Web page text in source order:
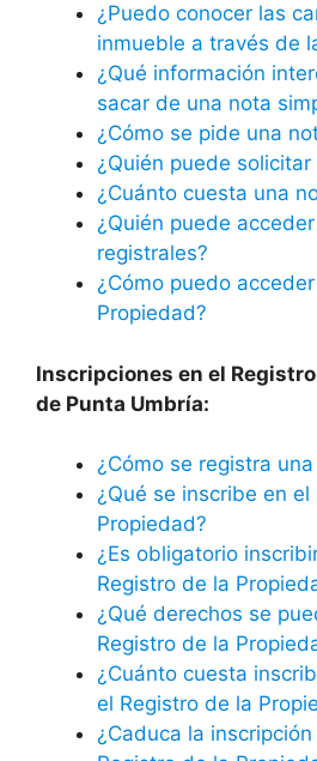
¿Puedo conocer las
inmueble a través de
¿Qué información
sacar de una nota
¿Cómo se pide una
¿Quién puede
¿Cuánto cuesta una
¿Quién puede
registrales?
¿Cómo puedo
Propiedad?
Inscripciones en el
de Punta Umbría:
¿Cómo se registra
¿Qué se inscribe en
Propiedad?
¿Es obligatorio
Registro de la
¿Qué derechos se
Registro de la
¿Cuánto cuesta
el Registro de la
¿Caduca la